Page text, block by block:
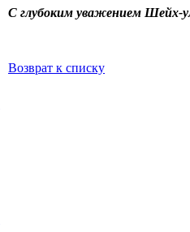
С глубоким уважением
Возврат к списку